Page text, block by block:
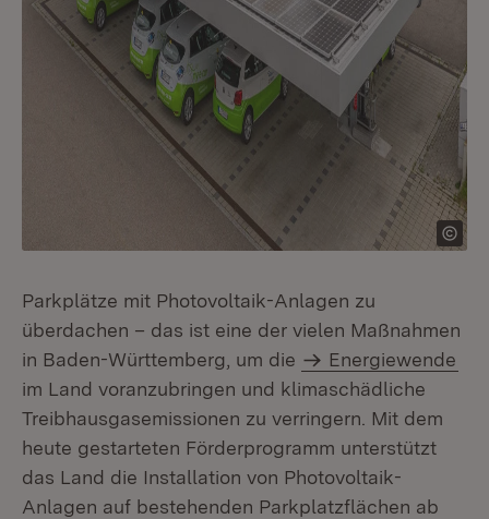
Parkplätze mit Photovoltaik-Anlagen zu
überdachen – das ist eine der vielen Maßnahmen
in Baden-Württemberg, um die
Energiewende
im Land voranzu­bringen und klimaschädliche
Treibhausgasemissionen zu verringern. Mit dem
heute gestarteten Förderprogramm unterstützt
das Land die Installation von Photovoltaik-
Anlagen auf bestehenden Parkplatzflächen ab